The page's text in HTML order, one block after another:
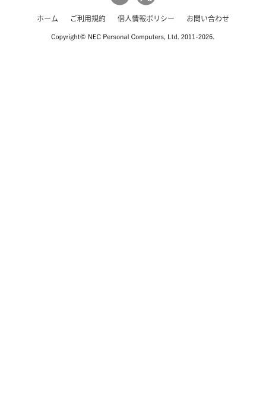
ホーム ご利用規約 個人情報ポリシー お問い合わせ